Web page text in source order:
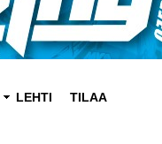
LEHTI TILAA